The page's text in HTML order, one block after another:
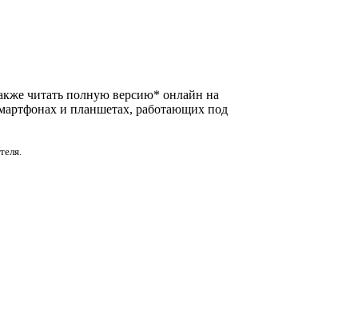
читать полную версию* онлайн на
и планшетах, работающих под